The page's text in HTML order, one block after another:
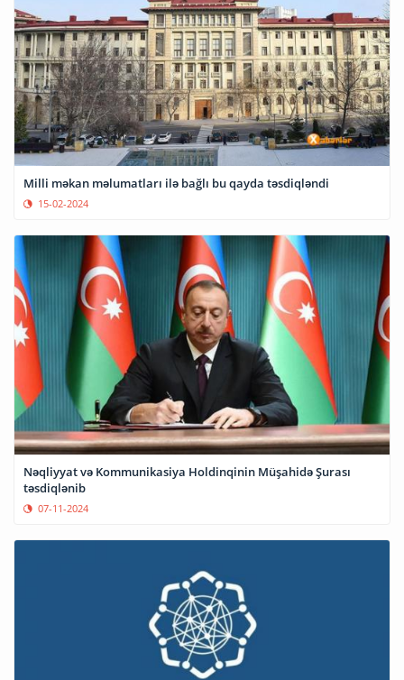
Milli məkan məlumatları ilə bağlı bu qayda təsdiqləndi
15-02-2024
Nəqliyyat və Kommunikasiya Holdinqinin Müşahidə Şurası
təsdiqlənib
07-11-2024